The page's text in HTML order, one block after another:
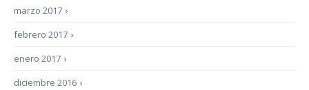
›
marzo 2017
›
febrero 2017
›
enero 2017
›
diciembre 2016